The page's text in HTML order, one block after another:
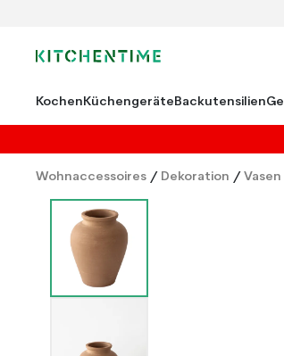
KochenKüchengeräteBackutensilien
Wohnaccessoires / Dekoration / Vasen